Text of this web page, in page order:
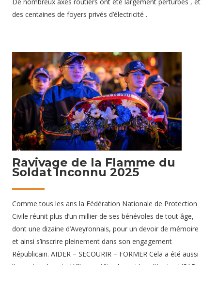
des centaines de foyers privés d’électricité .
soutien aux populations.
26 décembre 2025
Ravivage de la Flamme du
Soldat Inconnu 2025
Comme tous les ans la Fédération Nationale de Protection
Civile réunit plus d’un millier de ses bénévoles de tout âge,
dont une dizaine d’Aveyronnais, pour un devoir de mémoire
et ainsi s’inscrire pleinement dans son engagement
Républicain. AIDER – SECOURIR – FORMER Cela a été aussi
l’occasion de voir défiler, en tête du cortège, l’équipe USAR